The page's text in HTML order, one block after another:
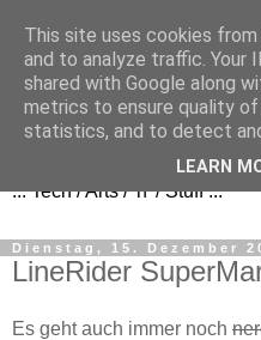
FezBook
... Tech / Arts / 'n' / Stuff ...
Dienstag, 15. Dezember
LineRider
Es geht auch immer noch
This site uses cookies
and to analyze traffic. Your
shared with Google along
metrics to ensure quality
statistics, and to detect
LEARN